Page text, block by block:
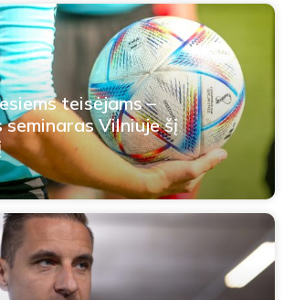
teisėjams –
seminaras Vilniuje šį